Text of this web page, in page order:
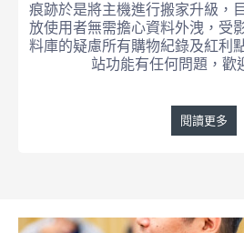
痕跡於是將主機進行搬家升級，
放使用者無需擔心資料外洩，受
料庫的疑慮所有購物紀錄及紅利
站功能有任何問題，歡
閱讀更多